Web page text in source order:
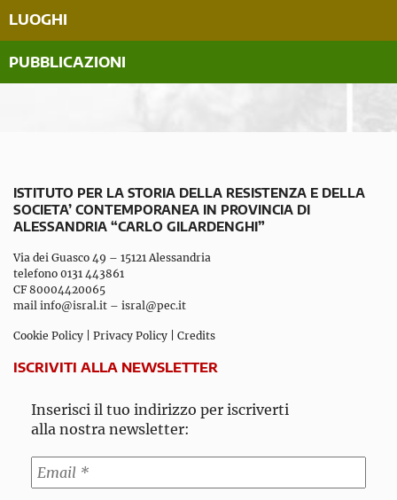
LUOGHI
PUBBLICAZIONI
ISTITUTO PER LA STORIA DELLA RESISTENZA E DELLA
SOCIETA’ CONTEMPORANEA IN PROVINCIA DI
ALESSANDRIA “CARLO GILARDENGHI”
Via dei Guasco 49 – 15121 Alessandria
telefono 0131 443861
CF 80004420065
mail info@isral.it – isral@pec.it
Cookie Policy Privacy Policy Credits
ISCRIVITI ALLA NEWSLETTER
Inserisci il tuo indirizzo per iscriverti
alla nostra newsletter: